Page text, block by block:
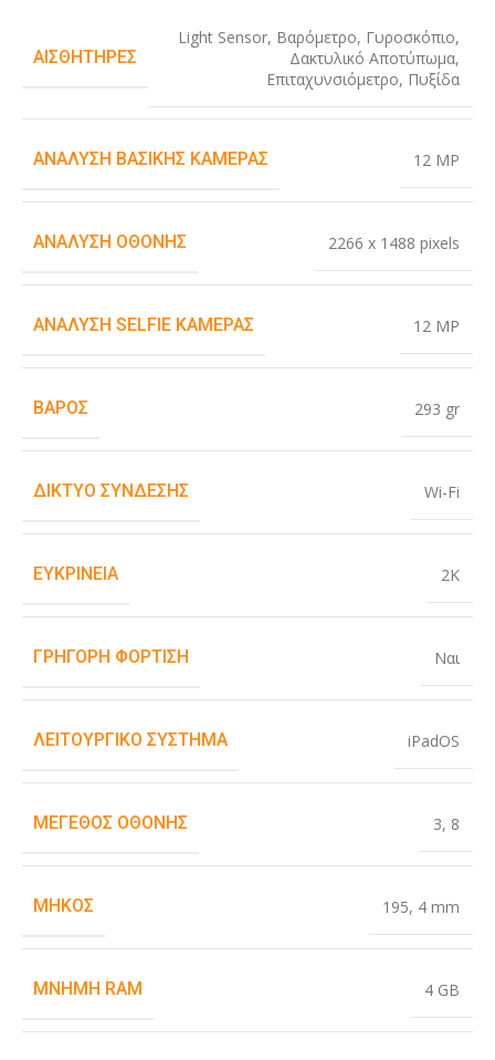
ΑΙΣΘΗΤΉΡΕΣ
Light Sensor, Βαρόμετρο, Γυροσκόπιο,
Δακτυλικό Αποτύπωμα,
Επιταχυνσιόμετρο, Πυξίδα
ΑΝΆΛΥΣΗ ΒΑΣΙΚΉΣ ΚΆΜΕΡΑΣ 12 MP
ΑΝΆΛΥΣΗ ΟΘΌΝΗΣ 2266 x 1488 pixels
ΑΝΆΛΥΣΗ SELFIE ΚΆΜΕΡΑΣ 12 MP
ΒΆΡΟΣ 293 gr
ΔΊΚΤΥΟ ΣΎΝΔΕΣΗΣ Wi-Fi
ΕΥΚΡΊΝΕΙΑ 2K
ΓΡΉΓΟΡΗ ΦΌΡΤΙΣΗ Ναι
ΛΕΙΤΟΥΡΓΙΚΌ ΣΎΣΤΗΜΑ iPadOS
ΜΈΓΕΘΟΣ ΟΘΌΝΗΣ 3, 8
ΜΉΚΟΣ 195, 4 mm
ΜΝΉΜΗ RAM 4 GB